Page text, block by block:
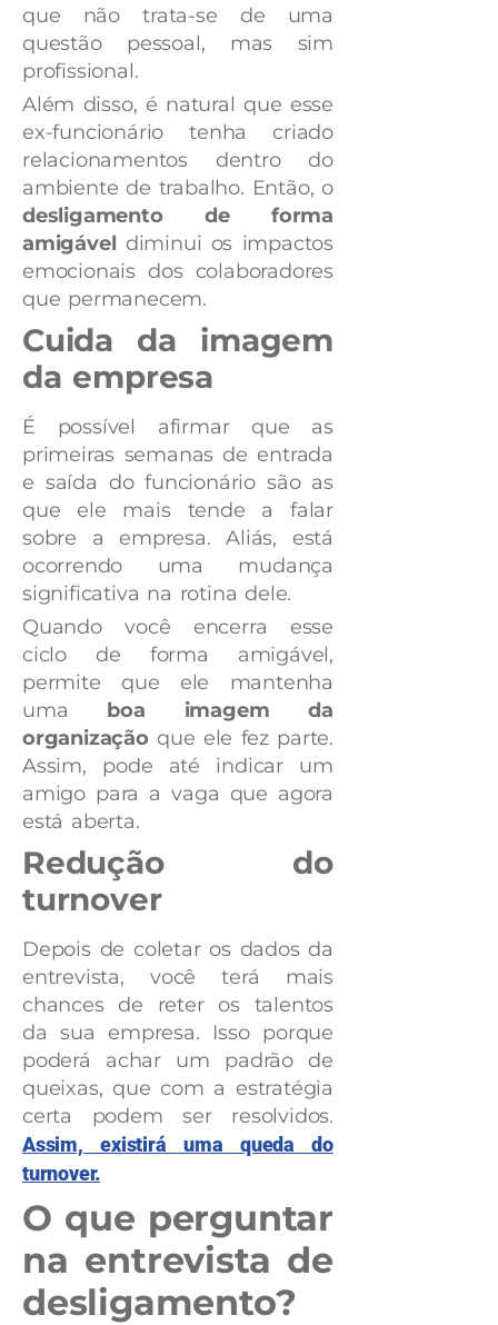
que não trata-se de uma
questão pessoal, mas sim
profissional.
Além disso, é natural que esse
ex-funcionário tenha criado
relacionamentos dentro do
ambiente de trabalho. Então, o
desligamento de forma
amigável diminui os impactos
emocionais dos colaboradores
que permanecem.
Cuida da imagem
da empresa
É possível afirmar que as
primeiras semanas de entrada
e saída do funcionário são as
que ele mais tende a falar
sobre a empresa. Aliás, está
ocorrendo uma mudança
significativa na rotina dele.
Quando você encerra esse
ciclo de forma amigável,
permite que ele mantenha
uma boa imagem da
organização que ele fez parte.
Assim, pode até indicar um
amigo para a vaga que agora
está aberta.
Redução do
turnover
Depois de coletar os dados da
entrevista, você terá mais
chances de reter os talentos
da sua empresa. Isso porque
poderá achar um padrão de
queixas, que com a estratégia
certa podem ser resolvidos.
Assim, existirá uma queda do
turnover.
O que perguntar
na entrevista de
desligamento?